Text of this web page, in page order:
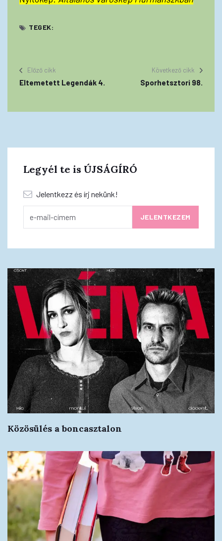
TEGEK:
Előző cikk
Eltemetett Legendák 4.
Következő cikk
Sporhetsztori 98.
Legyél te is ÚJSÁGÍRÓ
Jelentkezz és írj nekünk!
Közösülés a boncasztalon